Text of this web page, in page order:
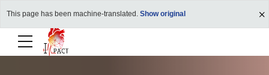
This page has been machine-translated. Show original